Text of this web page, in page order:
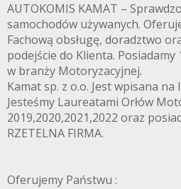
AUTOKOMIS KAMAT –
samochodów używanych.
Fachową obsługę, doradztwo
podejście do Klienta.
w branży Motoryzacyjnej.
Kamat sp. z o.o. Jest wpisana
Jesteśmy Laureatami Orłów
2019,2020,2021,2022 oraz
RZETELNA FIRMA.
Oferujemy Państwu :